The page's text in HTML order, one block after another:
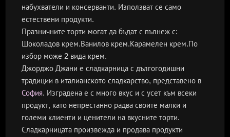
набухватели и консерванти. Използват се само
естествени продукти.
Празничните торти могат да бъдат с пълнеж с:
Шоколадов крем.Ванилов крем.Карамелен крем.По
избор може 2 вида крем.
Джорджо Джани е сладкарница с дългогодишни
традиции в италианското сладкарство, представено в
София. Изградена е с много вкус и с усет към всеки
продукт, като непрестанно радва своите малки и
големи клиенти и ценители на вкусните торти.
Сладкарницата произвежда и продава продукти